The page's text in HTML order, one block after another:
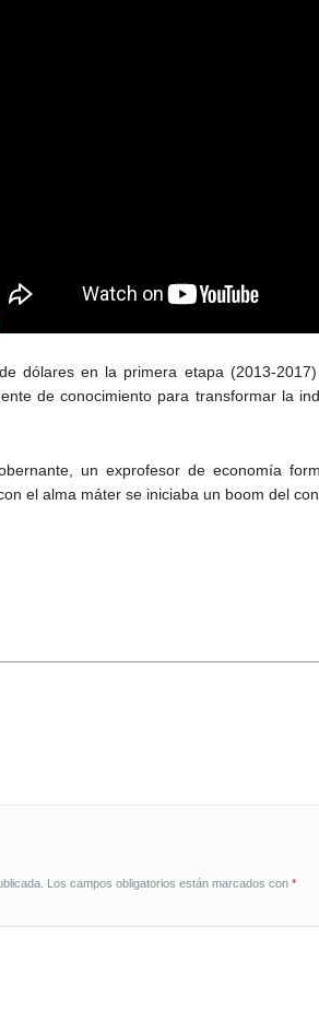
dólares en la primera etapa (2013-
de conocimiento para transformar la
un exprofesor de economía
el alma máter se iniciaba un boom del
Los campos obligatorios están marcados con *